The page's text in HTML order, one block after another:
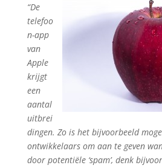
“De
telefoo
n-app
van
Apple
krijgt
een
aantal
uitbrei
dingen. Zo is het bijvoorbeeld
ontwikkelaars om aan te geven
door potentiële ‘spam’, denk